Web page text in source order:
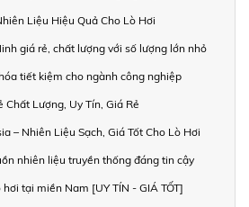
Liệu Hiệu Quả Cho Lò Hơi
giá rẻ, chất lượng với số lượng lớn nhỏ
tiết kiệm cho ngành công nghiệp
Chất Lượng, Uy Tín, Giá Rẻ
– Nhiên Liệu Sạch, Giá Tốt Cho Lò Hơi
nhiên liệu truyền thống đáng tin cậy
tại miền Nam [UY TÍN - GIÁ TỐT]